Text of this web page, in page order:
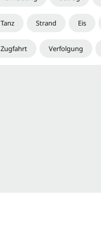
Tanz Strand Eis
Zugfahrt Verfolgung